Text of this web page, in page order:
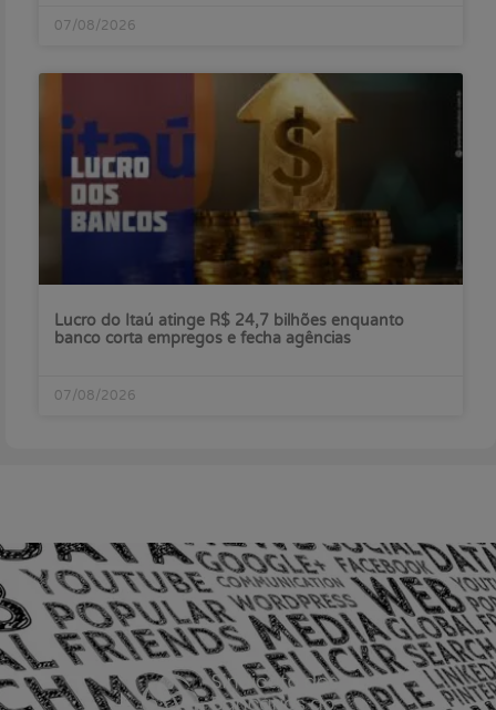
07/08/2026
Lucro do Itaú atinge R$ 24,7 bilhões enquanto
banco corta empregos e fecha agências
07/08/2026